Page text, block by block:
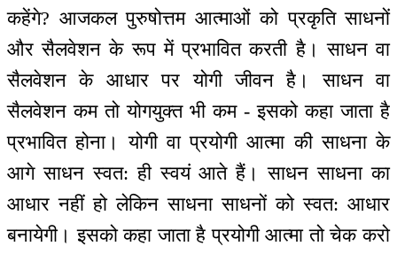
कहेंगे? आजकल पुरुषोत्तम आत्माओं को प्रकृति साधनों
और सैलवेशन के रूप में प्रभावित करती है। साधन वा
सैलवेशन के आधार पर योगी जीवन है। साधन वा
सैलवेशन कम तो योगयुक्त भी कम - इसको कहा जाता है
प्रभावित होना। योगी वा प्रयोगी आत्मा की साधना के
आगे साधन स्वत: ही स्वयं आते हैं। साधन साधना का
आधार नहीं हो लेकिन साधना साधनों को स्वत: आधार
बनायेगी। इसको कहा जाता है प्रयोगी आत्मा तो चेक करो